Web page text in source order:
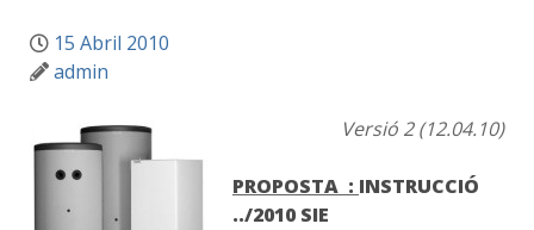
15 Abril 2010
admin
Versió 2 (12.04.10)
PROPOSTA : INSTRUCCIÓ
../2010 SIE